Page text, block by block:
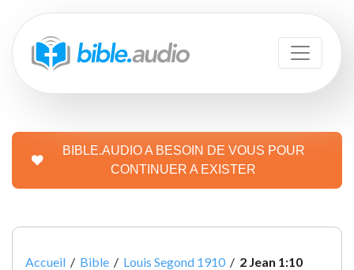
BIBLE.AUDIO A BESOIN DE VOUS POUR
CONTINUER A EXISTER
Accueil / Bible / Louis Segond 1910 / 2 Jean 1:10